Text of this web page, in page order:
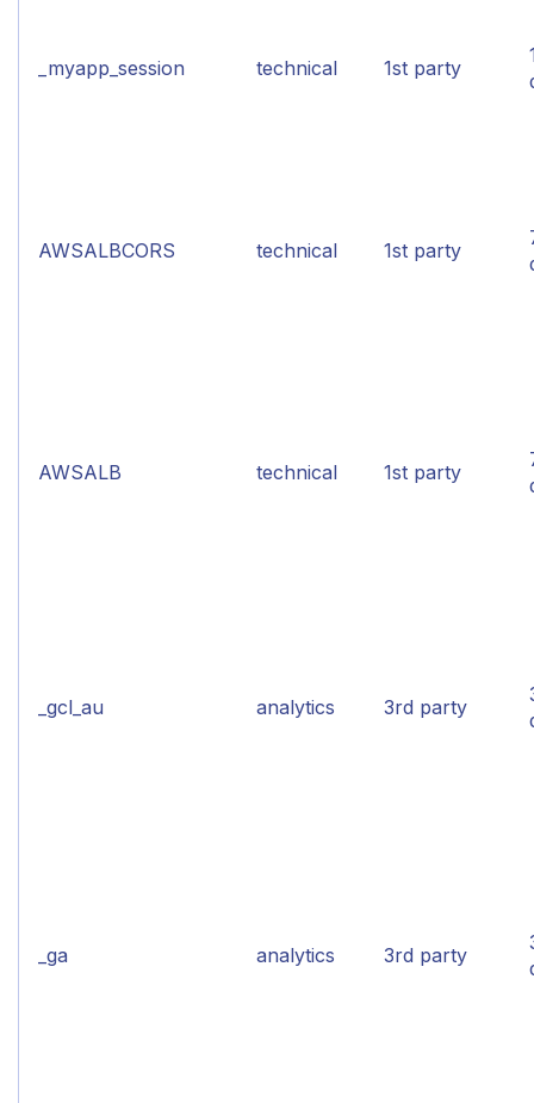
_myapp_session technical 1st party
AWSALBCORS technical 1st party
AWSALB technical 1st party
_gcl_au analytics 3rd party
_ga analytics 3rd party